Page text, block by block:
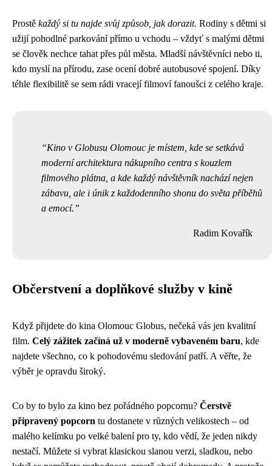
Prostě každý si tu najde svůj způsob, jak dorazit. Rodiny s dětmi si
užijí pohodlné parkování přímo u vchodu – vždyť s malými dětmi
se člověk nechce tahat přes půl města. Mladší návštěvníci nebo ti,
kdo myslí na přírodu, zase ocení dobré autobusové spojení. Díky
téhle flexibilitě se sem rádi vracejí filmoví fanoušci z celého kraje.
Kino v Globusu Olomouc je místem, kde se setkává
moderní architektura nákupního centra s kouzlem
filmového plátna, a kde každý návštěvník nachází nejen
zábavu, ale i únik z každodenního shonu do světa příběhů
a emocí.
Radim Kovařík
Občerstvení a doplňkové služby v kině
Když přijdete do kina Olomouc Globus, nečeká vás jen kvalitní
film. Celý zážitek začíná už v moderně vybaveném baru, kde
najdete všechno, co k pohodovému sledování patří. A věřte, že
výběr je opravdu široký.
Co by to bylo za kino bez pořádného popcornu? Čerstvě
připravený popcorn tu dostanete v různých velikostech – od
malého kelímku po velké balení pro ty, kdo vědí, že jeden nikdy
nestačí. Můžete si vybrat klasickou slanou verzi, sladkou, nebo